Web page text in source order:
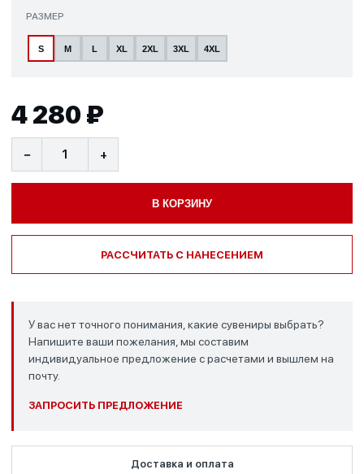
РАЗМЕР
S M L XL 2XL 3XL 4XL
4 280 ₽
− +
В КОРЗИНУ
РАССЧИТАТЬ С НАНЕСЕНИЕМ
У вас нет точного понимания, какие сувениры выбрать?
Напишите ваши пожелания, мы составим
индивидуальное предложение с расчетами и вышлем на
почту.
ЗАПРОСИТЬ ПРЕДЛОЖЕНИЕ
Доставка и оплата